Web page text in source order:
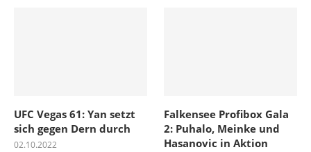
UFC Vegas 61: Yan setzt
sich gegen Dern durch
02.10.2022
Falkensee Profibox Gala
2: Puhalo, Meinke und
Hasanovic in Aktion